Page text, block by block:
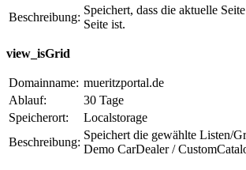
Beschreibung:
Speichert, dass die aktuelle
Seite ist.
view_isGrid
Domainname: mueritzportal.de
Ablauf:
30 Tage
Speicherort:
Localstorage
Beschreibung:
Speichert die gewählte Listen/
Demo CarDealer /